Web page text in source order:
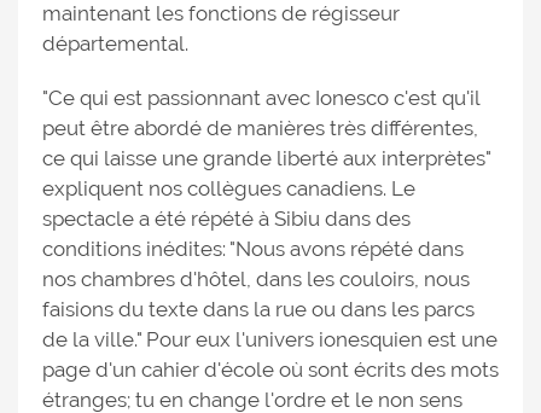
maintenant les fonctions de régisseur
départemental.
"Ce qui est passionnant avec Ionesco c'est qu'il
peut être abordé de manières très différentes,
ce qui laisse une grande liberté aux interprètes"
expliquent nos collègues canadiens. Le
spectacle a été répété à Sibiu dans des
conditions inédites: "Nous avons répété dans
nos chambres d'hôtel, dans les couloirs, nous
faisions du texte dans la rue ou dans les parcs
de la ville." Pour eux l'univers ionesquien est une
page d'un cahier d'école où sont écrits des mots
étranges; tu en change l'ordre et le non sens